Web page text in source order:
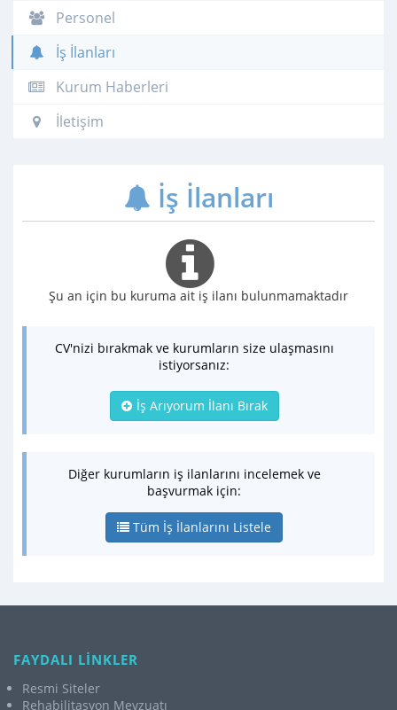
Personel
İş İlanları
Kurum Haberleri
İletişim
İş İlanları
Şu an için bu kuruma ait iş ilanı bulunmamaktadır
CV'nizi bırakmak ve kurumların size ulaşmasını
istiyorsanız:
İş Arıyorum İlanı Bırak
Diğer kurumların iş ilanlarını incelemek ve
başvurmak için:
Tüm İş İlanlarını Listele
FAYDALI LİNKLER
Resmi Siteler
Rehabilitasyon Mevzuatı